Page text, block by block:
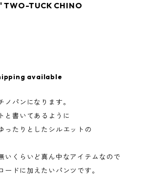
TWO-TUCK CHINO
available
ノパンになります。
と書いてあるように
ったりとしたシルエットの
いくらいど真ん中なアイテムなので
ードに加えたいパンツです。